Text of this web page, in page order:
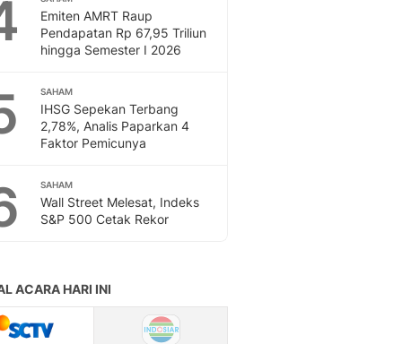
Emiten AMRT Raup
Pendapatan Rp 67,95 Triliun
hingga Semester I 2026
SAHAM
IHSG Sepekan Terbang
2,78%, Analis Paparkan 4
Faktor Pemicunya
SAHAM
Wall Street Melesat, Indeks
S&P 500 Cetak Rekor